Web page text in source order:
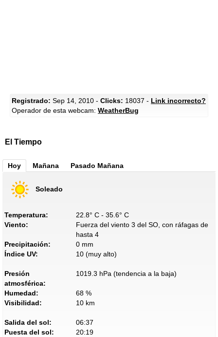
Registrado: Sep 14, 2010 - Clicks: 18037 - Link incorrecto?
Operador de esta webcam: WeatherBug
El Tiempo
Hoy Mañana Pasado Mañana
Soleado
Temperatura:
22.8° C - 35.6° C
Viento:
Fuerza del viento 3 del SO, con ráfagas de
hasta 4
Precipitación:
0 mm
Índice UV:
10 (muy alto)
Presión
atmosférica:
1019.3 hPa (tendencia a la baja)
Humedad:
68 %
Visibilidad:
10 km
Salida del sol:
06:37
Puesta del sol:
20:19